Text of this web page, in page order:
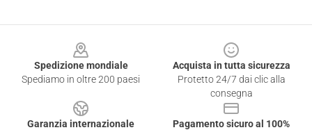
Spedizione mondiale
Spediamo in oltre 200 paesi
Acquista in tutta sicurezza
Protetto 24/7 dai clic alla
consegna
Garanzia internazionale
Pagamento sicuro al 100%